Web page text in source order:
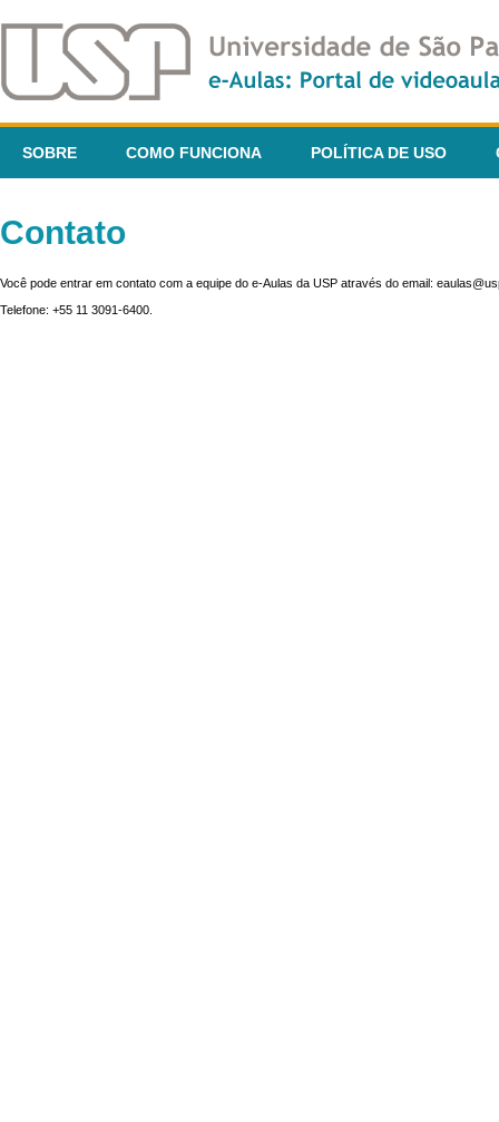
SOBRE COMO FUNCIONA POLÍTICA DE USO
Contato
Você pode entrar em contato com a equipe do e-Aulas da USP através do email:
Telefone: +55 11 3091-6400.